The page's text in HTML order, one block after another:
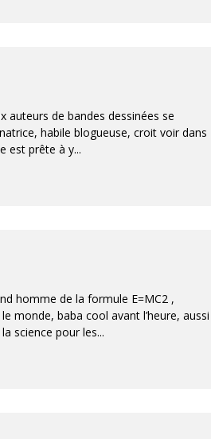
auteurs de bandes dessinées se
habile blogueuse, croit voir dans
est prête à y...
homme de la formule E=MC2 ,
monde, baba cool avant l’heure, aussi
science pour les...